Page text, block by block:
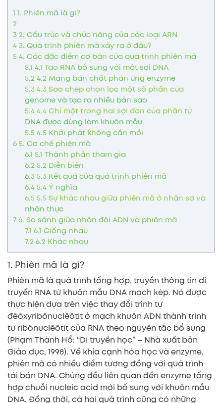
1 1. Phiên mã là gì?
2
32. Cấu trúc và chức năng của các loại ARN
43. Quá trình phiên mã xảy ra ở đâu?
54. Các đặc điểm cơ bản của quá trình phiên mã
5.1 4.1 Tạo RNA bổ sung với một sợi DNA
5.24.2 Mang bản chất phản ứng enzyme
5.34.3 Sao chép chọn lọc một số phần của
genome và tạo ra nhiều bản sao
5.44.4 Chỉ một trong hai sợi đơn của phân tử
DNA được dùng làm khuôn mẫu
5.54.5 Khởi phát không cần mồi
65. Cơ chế phiên mã
6.1 5.1 Thành phần tham gia
6.25.2 Diễn biến
6.35.3 Kết quả của quá trình phiên mã
6.45.4 Ý nghĩa
6.55.5 Sự khác nhau giữa phiên mã ở nhân sơ và
nhân thực
76. So sánh giữa nhân đôi ADN và phiên mã
7.1 6.1 Giống nhau
7.26.2 Khác nhau
1. Phiên mã là gì?
Phiên mã là quá trình tổng hợp, truyền thông tin di
truyền RNA từ khuôn mẫu DNA mạch kép. Nó được
thực hiện dựa trên việc thay đổi trình tự
đêôxyribônuclêôtit ở mạch khuôn ADN thành trình
tự ribônuclêôtit của RNA theo nguyên tắc bổ sung
(Phạm Thành Hổ: “Di truyền học” – Nhà xuất bản
Giáo dục, 1998). Về khía cạnh hóa học và enzyme,
phiên mã có nhiều điểm tương đồng với quá trình
tái bản DNA. Chúng đều liên quan đến enzyme tổng
hợp chuỗi nucleic acid mới bổ sung với khuôn mẫu
DNA. Đồng thời, cả hai quá trình cũng có những